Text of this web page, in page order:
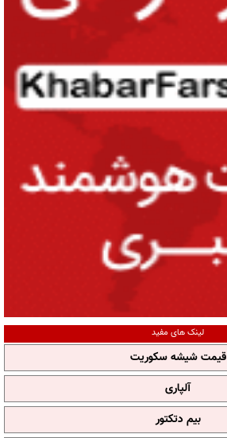
لینک های مفید
قیمت شیشه سکوریت
آلپاری
بیم دتکتور